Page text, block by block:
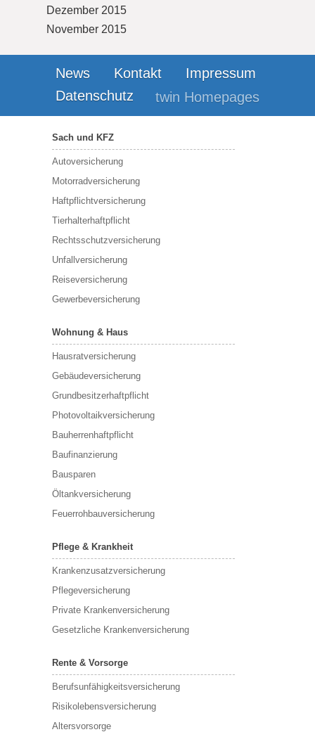
Dezember 2015
November 2015
News Kontakt
Impressum
Datenschutz
twin Homepages
Sach und KFZ
Autoversicherung
Motorradversicherung
Haftpflichtversicherung
Tierhalterhaftpflicht
Rechtsschutzversicherung
Unfallversicherung
Reiseversicherung
Gewerbeversicherung
Wohnung & Haus
Hausratversicherung
Gebäudeversicherung
Grundbesitzerhaftpflicht
Photovoltaikversicherung
Bauherrenhaftpflicht
Baufinanzierung
Bausparen
Öltankversicherung
Feuerrohbauversicherung
Pflege & Krankheit
Krankenzusatzversicherung
Pflegeversicherung
Private Krankenversicherung
Gesetzliche Krankenversicherung
Rente & Vorsorge
Berufs­unfähigkeitsversicherung
Risikolebensversicherung
Altersvorsorge